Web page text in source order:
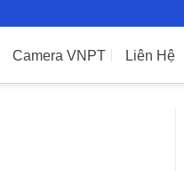
Camera VNPT Liên Hệ